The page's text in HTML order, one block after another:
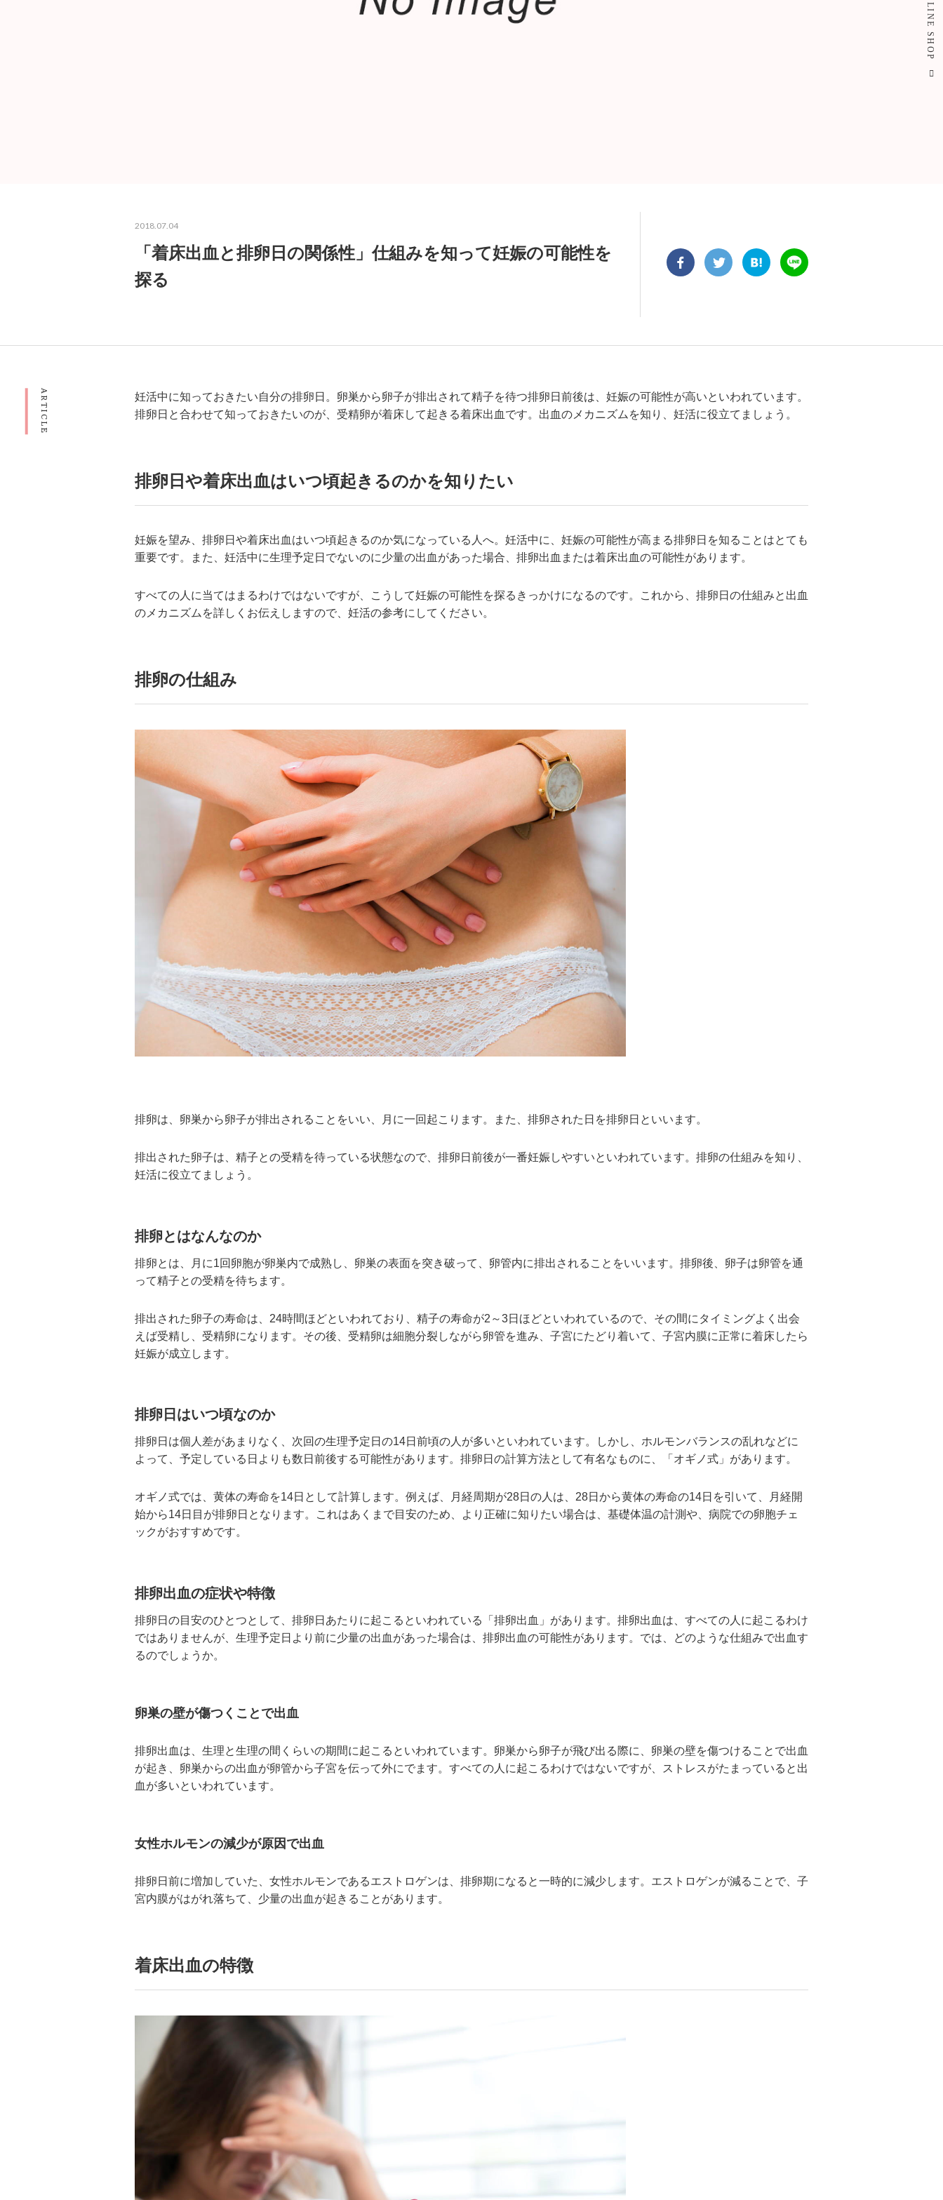
2018.07.04
「着床出血と排卵日の関係性」仕組みを知って妊娠の可能性を
探る
ARTICLE
妊活中に知っておきたい自分の排卵日。卵巣から卵子が排出されて精子を待つ排卵日前後は、妊娠の可能性が高いといわれています。
排卵日と合わせて知っておきたいのが、受精卵が着床して起きる着床出血です。出血のメカニズムを知り、妊活に役立てましょう。
排卵日や着床出血はいつ頃起きるのかを知りたい
妊娠を望み、排卵日や着床出血はいつ頃起きるのか気になっている人へ。妊活中に、妊娠の可能性が高まる排卵日を知ることはとても
重要です。また、妊活中に生理予定日でないのに少量の出血があった場合、排卵出血または着床出血の可能性があります。
すべての人に当てはまるわけではないですが、こうして妊娠の可能性を探るきっかけになるのです。これから、排卵日の仕組みと出血
のメカニズムを詳しくお伝えしますので、妊活の参考にしてください。
排卵の仕組み
排卵は、卵巣から卵子が排出されることをいい、月に一回起こります。また、排卵された日を排卵日といいます。
排出された卵子は、精子との受精を待っている状態なので、排卵日前後が一番妊娠しやすいといわれています。排卵の仕組みを知り、
妊活に役立てましょう。
排卵とはなんなのか
排卵とは、月に1回卵胞が卵巣内で成熟し、卵巣の表面を突き破って、卵管内に排出されることをいいます。排卵後、卵子は卵管を通
って精子との受精を待ちます。
排出された卵子の寿命は、24時間ほどといわれており、精子の寿命が2～3日ほどといわれているので、その間にタイミングよく出会
えば受精し、受精卵になります。その後、受精卵は細胞分裂しながら卵管を進み、子宮にたどり着いて、子宮内膜に正常に着床したら
妊娠が成立します。
排卵日はいつ頃なのか
排卵日は個人差があまりなく、次回の生理予定日の14日前頃の人が多いといわれています。しかし、ホルモンバランスの乱れなどに
よって、予定している日よりも数日前後する可能性があります。排卵日の計算方法として有名なものに、「オギノ式」があります。
オギノ式では、黄体の寿命を14日として計算します。例えば、月経周期が28日の人は、28日から黄体の寿命の14日を引いて、月経開
始から14日目が排卵日となります。これはあくまで目安のため、より正確に知りたい場合は、基礎体温の計測や、病院での卵胞チェ
ックがおすすめです。
排卵出血の症状や特徴
排卵日の目安のひとつとして、排卵日あたりに起こるといわれている「排卵出血」があります。排卵出血は、すべての人に起こるわけ
ではありませんが、生理予定日より前に少量の出血があった場合は、排卵出血の可能性があります。では、どのような仕組みで出血す
るのでしょうか。
卵巣の壁が傷つくことで出血
排卵出血は、生理と生理の間くらいの期間に起こるといわれています。卵巣から卵子が飛び出る際に、卵巣の壁を傷つけることで出血
が起き、卵巣からの出血が卵管から子宮を伝って外にでます。すべての人に起こるわけではないですが、ストレスがたまっていると出
血が多いといわれています。
女性ホルモンの減少が原因で出血
排卵日前に増加していた、女性ホルモンであるエストロゲンは、排卵期になると一時的に減少します。エストロゲンが減ることで、子
宮内膜がはがれ落ちて、少量の出血が起きることがあります。
着床出血の特徴